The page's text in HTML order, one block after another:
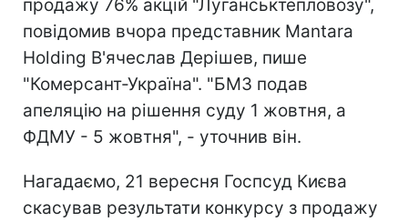
продажу 76% акцій "Луганськтепловозу",
повідомив вчора представник Mantara
Holding В'ячеслав Дерішев, пише
"Комерсант-Україна". "БМЗ подав
апеляцію на рішення суду 1 жовтня, а
ФДМУ - 5 жовтня", - уточнив він.
Нагадаємо, 21 вересня Госпсуд Києва
скасував результати конкурсу з продажу